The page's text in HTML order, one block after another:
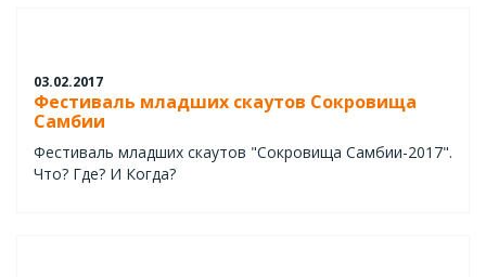
03.02.2017
Фестиваль младших скаутов Сокровища
Самбии
Фестиваль младших скаутов "Сокровища Самбии-2017".
Что? Где? И Когда?